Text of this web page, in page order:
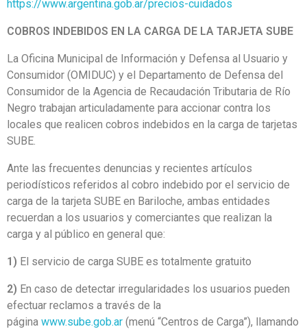
https://www.argentina.gob.ar/precios-cuidados
COBROS INDEBIDOS EN LA CARGA DE LA TARJETA SUBE
La Oficina Municipal de Información y Defensa al Usuario y
Consumidor (OMIDUC) y el Departamento de Defensa del
Consumidor de la Agencia de Recaudación Tributaria de Río
Negro trabajan articuladamente para accionar contra los
locales que realicen cobros indebidos en la carga de tarjetas
SUBE.
Ante las frecuentes denuncias y recientes artículos
periodísticos referidos al cobro indebido por el servicio de
carga de la tarjeta SUBE en Bariloche, ambas entidades
recuerdan a los usuarios y comerciantes que realizan la
carga y al público en general que:
1) El servicio de carga SUBE es totalmente gratuito
2) En caso de detectar irregularidades los usuarios pueden
efectuar reclamos a través de la
página www.sube.gob.ar (menú “Centros de Carga”), llamando